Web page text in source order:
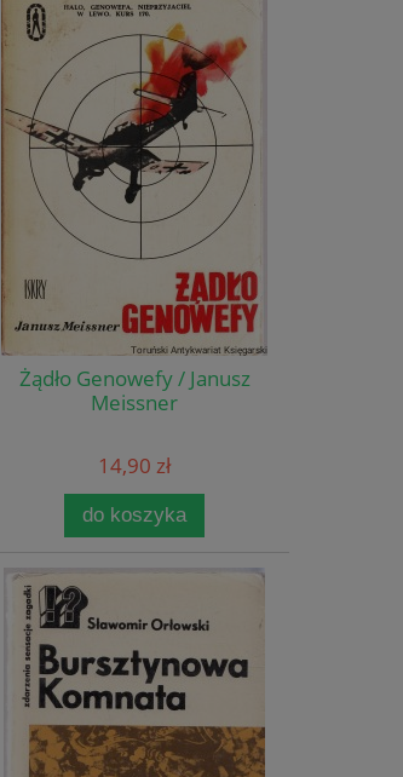
Żądło Genowefy / Janusz
Meissner
14,90 zł
do koszyka